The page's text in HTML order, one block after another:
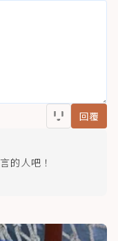
回覆
的人吧！